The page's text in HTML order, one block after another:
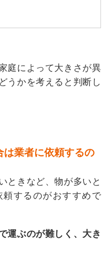
庭によって大きさが異
うかを考えると判断し
業者に依頼するの
ときなど、物が多いと
するのがおすすめで
運ぶのが難しく、大き